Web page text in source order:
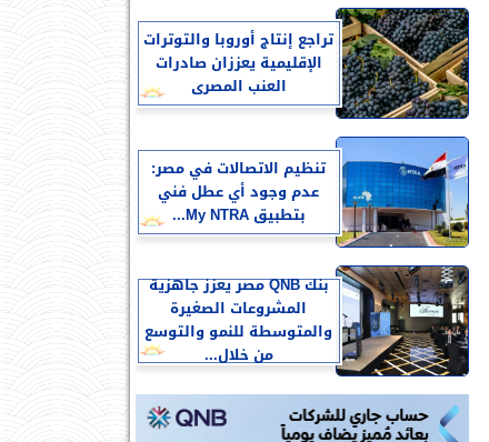
تراجع إنتاج أوروبا والتوترات
الإقليمية يعززان صادرات
العنب المصرى
تنظيم الاتصالات في مصر:
عدم وجود أي عطل فني
بتطبيق My NTRA...
بنك QNB مصر يعزز جاهزية
المشروعات الصغيرة
والمتوسطة للنمو والتوسع
من خلال...